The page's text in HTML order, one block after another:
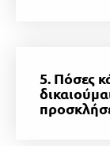
5. Πόσες